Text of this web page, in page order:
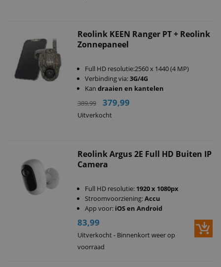
Reolink KEEN Ranger PT + Reolink
Zonnepaneel
Full HD resolutie:2560 x 1440 (4 MP)
Verbinding via:3G/4G
Kan draaien en kantelen
389,99
379,99
Uitverkocht
Reolink Argus 2E Full HD Buiten IP
Camera
Full HD resolutie: 1920 x 1080px
Stroomvoorziening:Accu
App voor: iOS en Android
83,99
Uitverkocht - Binnenkort weer op
voorraad